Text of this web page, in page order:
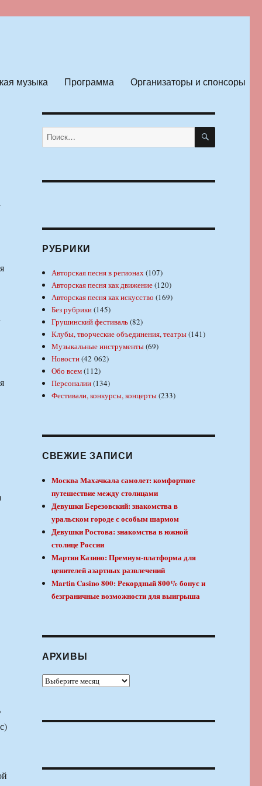
музыка Программа Организаторы и спонсоры
Искать: ПОИСК
РУБРИКИ
Авторская песня в регионах(107)
Авторская песня как движение(120)
Авторская песня как искусство (169)
Без рубрики(145)
Грушинский фестиваль(82)
Клубы, творческие объединения, театры(141)
Музыкальные инструменты(69)
Новости(42 062)
Обо всем(112)
Персоналии(134)
Фестивали, конкурсы, концерты(233)
СВЕЖИЕ ЗАПИСИ
Москва Махачкала самолет: комфортное
путешествие между столицами
Девушки Березовский: знакомства в
уральском городе с особым шармом
Девушки Ростова: знакомства в южной
столице России
Мартин Казино: Премиум-платформа для
ценителей азартных развлечений
Martin Casino 800: Рекордный 800% бонус и
безграничные возможности для выигрыша
АРХИВЫ
Архивы